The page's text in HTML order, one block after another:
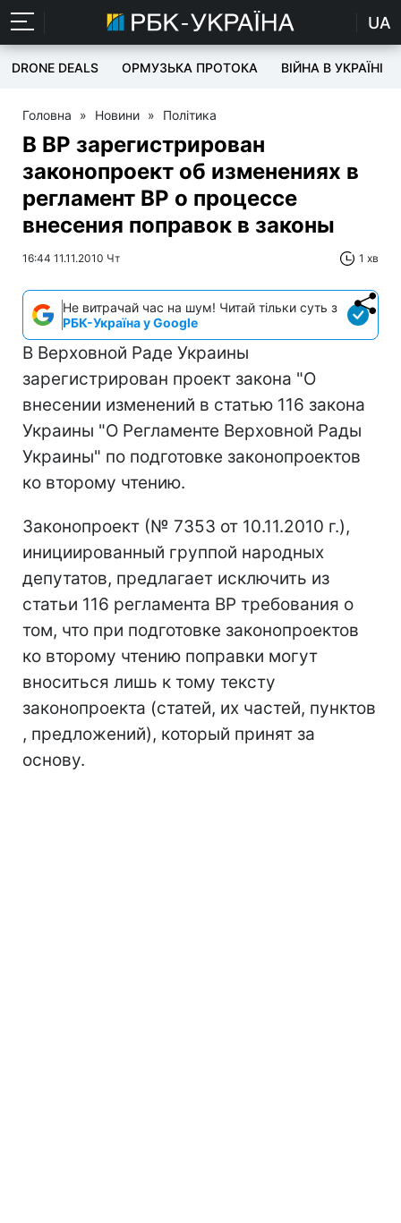
UA
DRONE DEALS ОРМУЗЬКА ПРОТОКА ВІЙНА В УКРАЇНІ
Головна » Новини » Політика
В ВР зарегистрирован
законопроект об изменениях в
регламент ВР о процессе
внесения поправок в законы
16:44 11.11.2010 Чт 1 хв
Не витрачай час на шум! Читай тільки суть з
РБК-Україна у Google
В Верховной Раде Украины
зарегистрирован проект закона "О
внесении изменений в статью 116 закона
Украины "О Регламенте Верховной Рады
Украины" по подготовке законопроектов
ко второму чтению.
Законопроект (№ 7353 от 10.11.2010 г.),
инициированный группой народных
депутатов, предлагает исключить из
статьи 116 регламента ВР требования о
том, что при подготовке законопроектов
ко второму чтению поправки могут
вноситься лишь к тому тексту
законопроекта (статей, их частей, пунктов
, предложений), который принят за
основу.